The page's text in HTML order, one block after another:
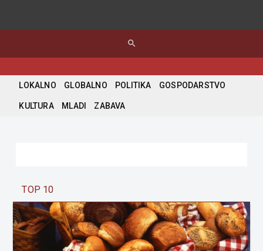
search
LOKALNO GLOBALNO POLITIKA GOSPODARSTVO
KULTURA MLADI ZABAVA
TOP 10